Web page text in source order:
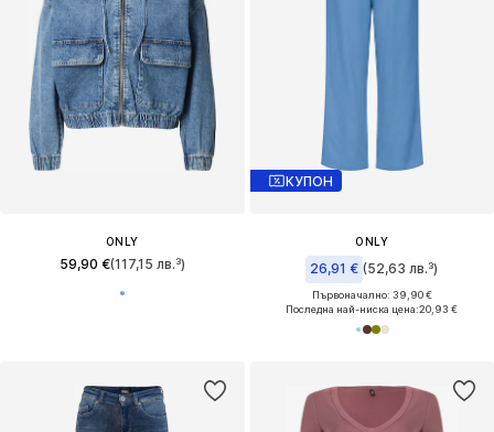
ONLY
59,90 €(117,15 лв.³)
КУПОН
ONLY
26,91 € (52,63 лв.³)
Първоначално: 39,90 €
Последна най-ниска цена:20,93 €